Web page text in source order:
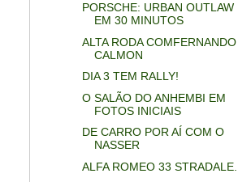
PORSCHE: URBAN OUTLAW
EM 30 MINUTOS
ALTA RODA COMFERNANDO
CALMON
DIA 3 TEM RALLY!
O SALÃO DO ANHEMBI EM
FOTOS INICIAIS
DE CARRO POR AÍ COM O
NASSER
ALFA ROMEO 33 STRADALE...